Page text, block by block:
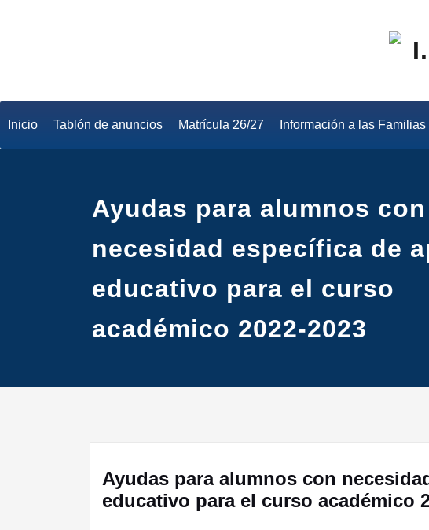
Inicio Tablón de anuncios Matrícula 26/27 Información a las Familias
Ayudas para alumnos con
necesidad específica de
educativo para el curso
académico 2022-2023
Ayudas para alumnos con
educativo para el curso académico